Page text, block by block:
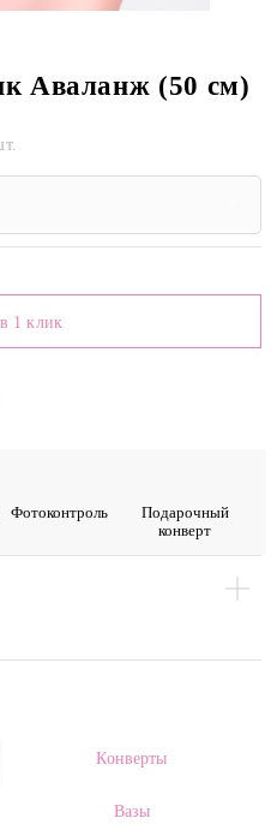
Аваланж (50 см)
1 клик
Фото­контроль
Подарочный
конверт
Конверты
Вазы